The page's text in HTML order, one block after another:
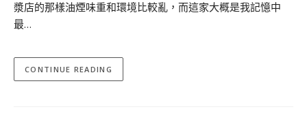
漿店的那樣油煙味重和環境比較亂，而這家大概是我記憶中
最…
CONTINUE READING